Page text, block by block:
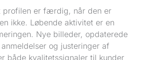
profilen er færdig, når den er
ikke. Løbende aktivitet er en
Nye billeder, opdaterede
og justeringer af
både kvalitetssignaler til kunder